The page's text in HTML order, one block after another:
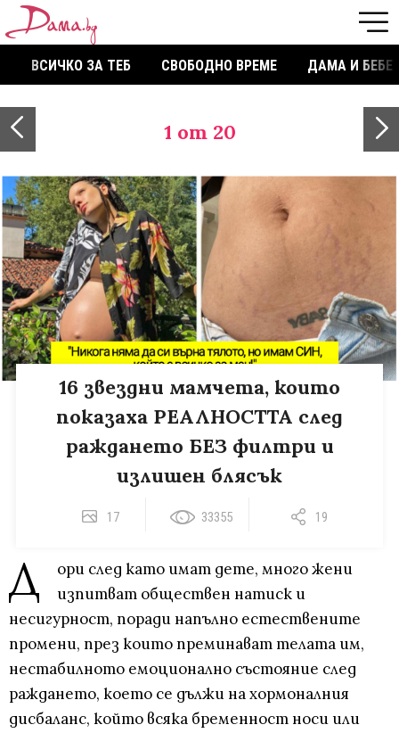
ВСИЧКО ЗА ТЕБ СВОБОДНО ВРЕМЕ ДАМА И БЕБЕ
1 от 20
16 звездни мамчета, които
показаха РЕАЛНОСТТА след
раждането БЕЗ филтри и
излишен блясък
17 33355 19
Д
ори след като имат дете, много жени
изпитват обществен натиск и
несигурност, поради напълно естествените
промени, през които преминават телата им,
нестабилното емоционално състояние след
раждането, което се дължи на хормоналния
дисбаланс, който всяка бременност носи или